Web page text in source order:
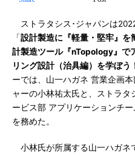
ストラタシス･ジャパンは
「設計製造に『軽量・堅牢』を
計製造ツール『nTopology』で
リング設計（治具編）を学ぼう
ーでは、山一ハガネ 営業企画
ャーの小林祐太氏と、ストラ
ービス部 アプリケーションチ
を務めた。
小林氏が所属する山一ハガネ